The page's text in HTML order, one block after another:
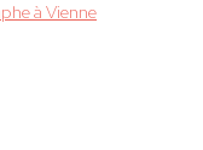
à Vienne